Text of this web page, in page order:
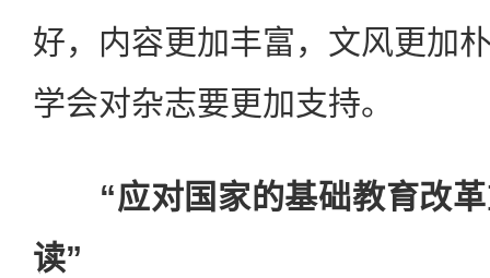
好，内容更加丰富，文风更加
学会对杂志要更加支持。
“应对国家的基础教育改
读”